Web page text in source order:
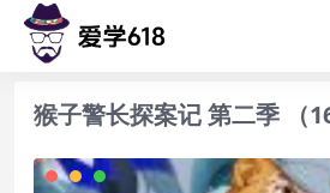
猴子警长探案记 第二季 （